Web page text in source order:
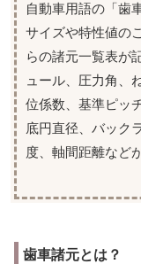
自動車用語の「歯
サイズや特性値の
らの諸元一覧表が
ュール、圧力角、
位係数、基準ピッ
底円直径、バック
度、軸間距離など
歯車諸元とは？